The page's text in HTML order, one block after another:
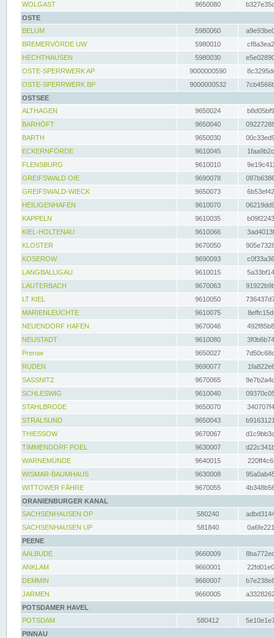
WOLGAST
9650080
OSTE
BELUM
5980060
BREMERVÖRDE UW
5980010
HECHTHAUSEN
5980030
OSTE-SPERRWERK AP
9000000590
OSTE-SPERRWERK BP
9000000532
OSTSEE
ALTHAGEN
9650024
BARHÖFT
9650040
BARTH
9650030
ECKERNFÖRDE
9610045
FLENSBURG
9610010
GREIFSWALD OIE
9690078
GREIFSWALD-WIECK
9650073
HEILIGENHAFEN
9610070
KAPPELN
9610035
KIEL-HOLTENAU
9610066
KLOSTER
9670050
KOSEROW
9690093
LANGBALLIGAU
9610015
LAUTERBACH
9670063
LT KIEL
9610050
MARIENLEUCHTE
9610075
NEUENDORF HAFEN
9670046
NEUSTADT
9610080
Prerow
9650027
RUDEN
9690077
SASSNITZ
9670065
SCHLESWIG
9610040
STAHLBRODE
9650070
STRALSUND
9650043
THIESSOW
9670067
TIMMENDORF POEL
9630007
WARNEMÜNDE
9640015
WISMAR-BAUMHAUS
9630008
WITTOWER FÄHRE
9670055
ORANIENBURGER KANAL
SACHSENHAUSEN OP
580240
SACHSENHAUSEN UP
581840
PEENE
AALBUDE
9660009
ANKLAM
9660001
DEMMIN
9660007
JARMEN
9660005
POTSDAMER HAVEL
POTSDAM
580412
PINNAU